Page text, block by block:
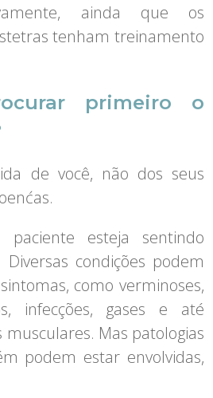
ainda que os
tenham treinamento
primeiro o
de você, não dos seus
esteja sentindo
condições podem
como verminoses,
infecções, gases e até
Mas patologias
podem estar envolvidas,